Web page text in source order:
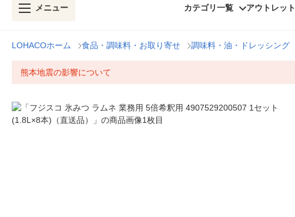
メニュー カテゴリ一覧 アウトレット
LOHACOホーム 食品・調味料・お取り寄せ 調味料・油・ドレッシング
熊本地震の影響について